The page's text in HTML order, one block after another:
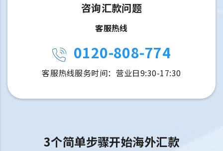
咨询汇款问题
客服热线
0120-808-774
客服热线服务时间：营业日9:30-17:30
3个简单步骤开始海外汇款